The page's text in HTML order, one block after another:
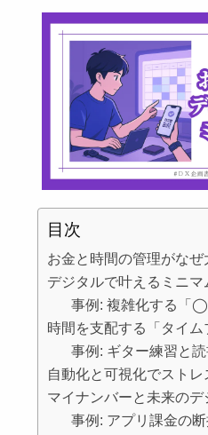
目次
お金と時間の管理がな
デジタルで叶えるミニマ
事例: 複雑化する「
時間を支配する「タイム
事例: ギター練習と
自動化と可視化でストレ
マイナンバーと未来のデ
事例: アプリ課金の